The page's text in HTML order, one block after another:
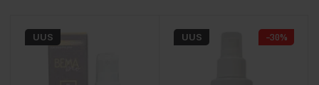
UUS UUS −30%